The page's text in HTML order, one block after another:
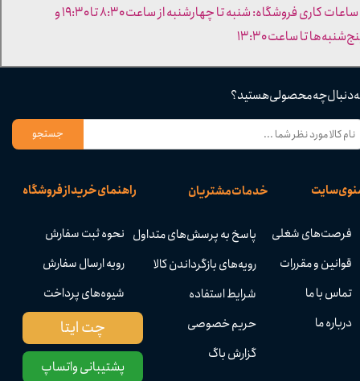
راهنمای خرید از فروشگاه
نحوه ثبت سفارش
رویه ارسال سفارش
شیوه‌های پرداخت
خدمات مشتریان
پاسخ به پرسش‌های متداول
رویه‌های بازگرداندن کالا
شرایط استفاده
حریم خصوصی
گزارش باگ
سایت
فرصت‌های شغلی
قوانین و مقررات
تماس با ما
درباره ما
دنبال چه محصولی هستید؟
جستجو
پشتیبانی واتساپ
چت ایتا
- ساعات کاری فروشگاه: شنبه تا چهارشنبه از ساعت ۸:۳۰ تا ۱۹:۳۰ و
تا ساعت ۱۳:۳۰​​​​​​​